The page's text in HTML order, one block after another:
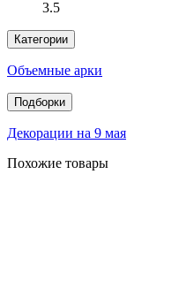
3.5
Категории
Объемные арки
Подборки
Декорации на 9 мая
Похожие товары